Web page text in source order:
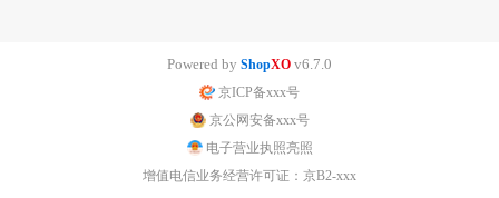
Powered by ShopXO v6.7.0
京ICP备xxx号
京公网安备xxx号
电子营业执照亮照
增值电信业务经营许可证：京B2-xxx